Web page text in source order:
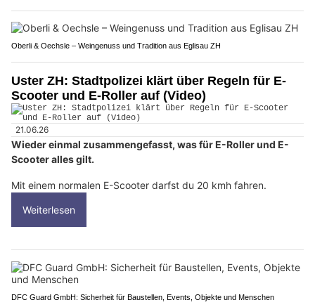
Oberli & Oechsle – Weingenuss und Tradition aus Eglisau ZH
Uster ZH: Stadtpolizei klärt über Regeln für E-
Scooter und E-Roller auf (Video)
21.06.26
Wieder einmal zusammengefasst, was für E-Roller und E-
Scooter alles gilt.
Mit einem normalen E-Scooter darfst du 20 kmh fahren.
Weiterlesen
DFC Guard GmbH: Sicherheit für Baustellen, Events, Objekte und Menschen